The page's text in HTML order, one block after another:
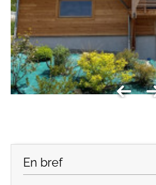
BONS PLANS
Carte Multi
Forfaits remontées
CONTACT /
En bref